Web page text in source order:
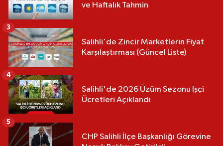
ve Haftalık Tahmin
Salihli'de Zincir Marketlerin Fiyat
Karşılaştırması (Güncel Liste)
3
Salihli'de 2026 Üzüm Sezonu İşçi
Ücretleri Açıklandı
4
CHP Salihli İlçe Başkanlığı Görevine
5